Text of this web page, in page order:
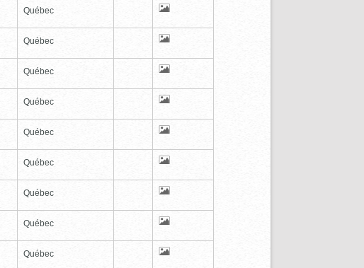
Québec
Québec
Québec
Québec
Québec
Québec
Québec
Québec
Québec